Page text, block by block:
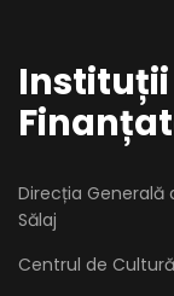
Direcția Generală
Sălaj
Centrul de